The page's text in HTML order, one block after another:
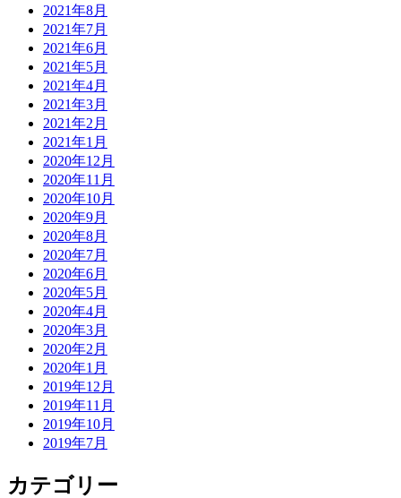
2021年8月
2021年7月
2021年6月
2021年5月
2021年4月
2021年3月
2021年2月
2021年1月
2020年12月
2020年11月
2020年10月
2020年9月
2020年8月
2020年7月
2020年6月
2020年5月
2020年4月
2020年3月
2020年2月
2020年1月
2019年12月
2019年11月
2019年10月
2019年7月
カテゴリー